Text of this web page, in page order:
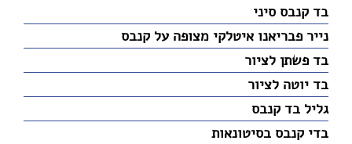
בד קנבס סיני
נייר פבריאנו איטלקי מצופה על קנבס
בד פשתן לציור
בד יוטה לציור
גליל בד קנבס
בדי קנבס בסיטונאות